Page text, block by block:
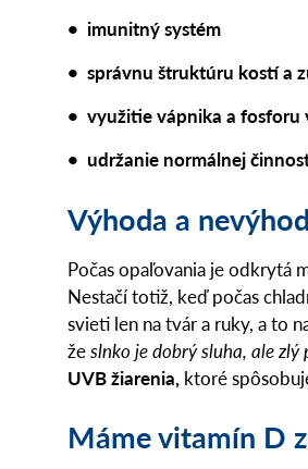
• imunitný systém
• správnu štruktúru kostí a
• využitie vápnika a fosforu
• udržanie normálnej
Výhoda a
Počas opaľovania je odkrytá
Nestačí totiž, keď počas
svieti len na tvár a ruky, a to
žeslnko je dobrý sluha, ale zlý
UVB žiarenia, ktoré
Máme vitamín D